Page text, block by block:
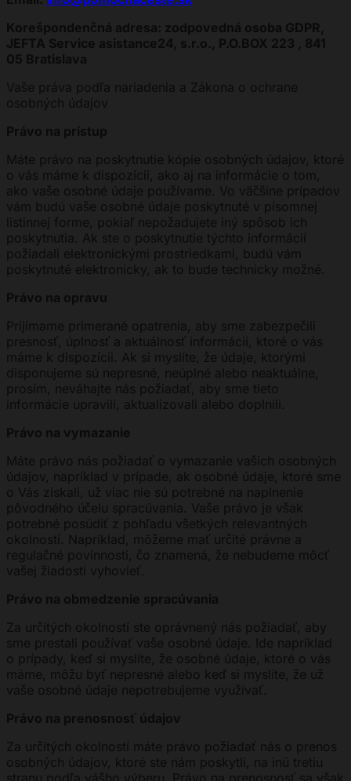
Korešpondenčná adresa: zodpovedná osoba GDPR,
JEFTA Service asistance24, s.r.o., P.O.BOX 223 , 841
05 Bratislava
Vaše práva podľa nariadenia a Zákona o ochrane
osobných údajov
Právo na prístup
Máte právo na poskytnutie kópie osobných údajov, ktoré
o vás máme k dispozícii, ako aj na informácie o tom,
ako vaše osobné údaje používame. Vo väčšine prípadov
vám budú vaše osobné údaje poskytnuté v písomnej
listinnej forme, pokiaľ nepožadujete iný spôsob ich
poskytnutia. Ak ste o poskytnutie týchto informácií
požiadali elektronickými prostriedkami, budú vám
poskytnuté elektronicky, ak to bude technicky možné.
Právo na opravu
Prijímame primerané opatrenia, aby sme zabezpečili
presnosť, úplnosť a aktuálnosť informácií, ktoré o vás
máme k dispozícii. Ak si myslíte, že údaje, ktorými
disponujeme sú nepresné, neúplné alebo neaktuálne,
prosím, neváhajte nás požiadať, aby sme tieto
informácie upravili, aktualizovali alebo doplnili.
Právo na vymazanie
Máte právo nás požiadať o vymazanie vašich osobných
údajov, napríklad v prípade, ak osobné údaje, ktoré sme
o Vás získali, už viac nie sú potrebné na naplnenie
pôvodného účelu spracúvania. Vaše právo je však
potrebné posúdiť z pohľadu všetkých relevantných
okolností. Napríklad, môžeme mať určité právne a
regulačné povinnosti, čo znamená, že nebudeme môcť
vašej žiadosti vyhovieť.
Právo na obmedzenie spracúvania
Za určitých okolností ste oprávnený nás požiadať, aby
sme prestali používať vaše osobné údaje. Ide napríklad
o prípady, keď si myslíte, že osobné údaje, ktoré o vás
máme, môžu byť nepresné alebo keď si myslíte, že už
vaše osobné údaje nepotrebujeme využívať.
Právo na prenosnosť údajov
Za určitých okolností máte právo požiadať nás o prenos
osobných údajov, ktoré ste nám poskytli, na inú tretiu
stranu podľa vášho výberu. Právo na prenosnosť sa však